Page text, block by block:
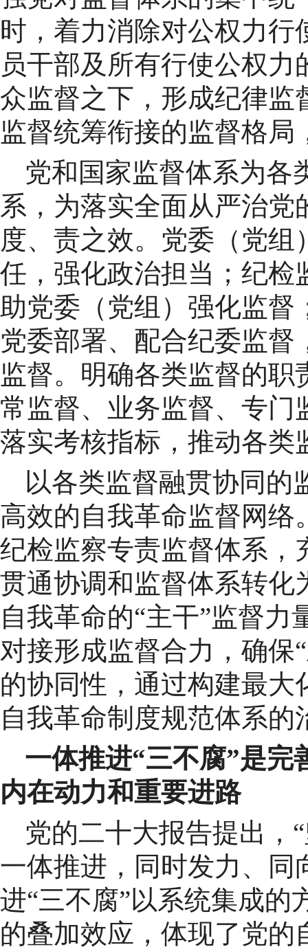
时，着力消除对公权力
员干部及所有行使公权
众监督之下，形成纪律监
监督统筹衔接的监督格
党和国家监督体系为各
系，为落实全面从严治
度、责之效。党委（党
任，强化政治担当；纪检
助党委（党组）强化监督
党委部署、配合纪委监
监督。明确各类监督的
常监督、业务监督、专门
落实考核指标，推动各类
以各类监督融贯协同的
高效的自我革命监督网络
纪检监察专责监督体系，
贯通协调和监督体系转化
自我革命的“主干”监督力
对接形成监督合力，确保
的协同性，通过构建最
自我革命制度规范体系的
一体推进“三不腐”是完
内在动力和重要进路
党的二十大报告提出，
一体推进，同时发力、同
进“三不腐”以系统集成的
的叠加效应，体现了党的